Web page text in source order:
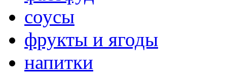
соусы
фрукты и ягоды
напитки